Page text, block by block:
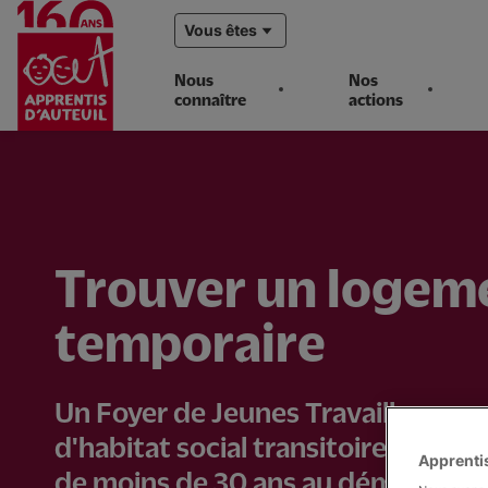
Vous êtes
Nous
connaître
Nos
actions
Trouver un
temporaire
Un Foyer de Jeunes Travailleurs
d'habitat social transitoire,
de moins de 30 ans au démarrage